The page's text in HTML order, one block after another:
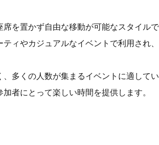
を置かず自由な移動が可能なスタイル
ィやカジュアルなイベントで利用され
多くの人数が集まるイベントに適して
者にとって楽しい時間を提供します。